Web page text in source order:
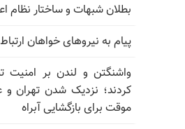
بطلان شبهات و ساختار نظام
پیام به نیروهای خواهان ارتباط - ۱۵مرداد
واشنگتن و لندن بر امنیت
کردند؛ نزدیک شدن تهران و
موقت برای بازگشایی آبراه